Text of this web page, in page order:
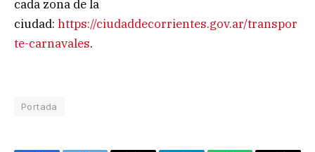
cada zona de la
ciudad: https://ciudaddecorrientes.gov.ar/transpor
te-carnavales.
Portada